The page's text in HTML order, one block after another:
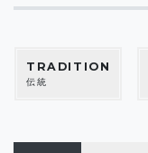
TRADITION
伝統